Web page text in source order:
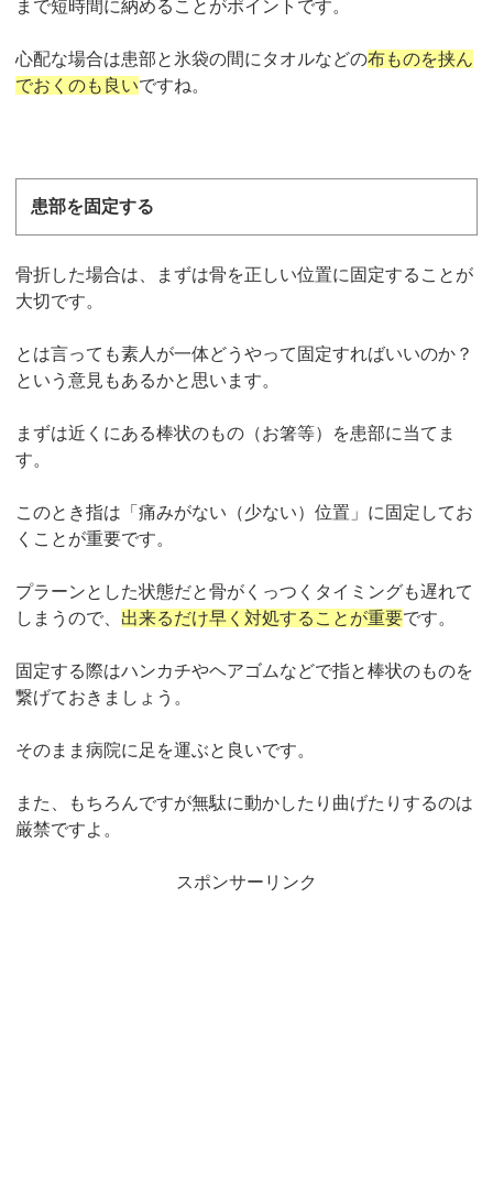
まで短時間に納めることがポイントです。
心配な場合は患部と氷袋の間にタオルなどの布ものを挟ん
でおくのも良いですね。
患部を固定する
骨折した場合は、まずは骨を正しい位置に固定することが
大切です。
とは言っても素人が一体どうやって固定すればいいのか？
という意見もあるかと思います。
まずは近くにある棒状のもの（お箸等）を患部に当てま
す。
このとき指は「痛みがない（少ない）位置」に固定してお
くことが重要です。
プラーンとした状態だと骨がくっつくタイミングも遅れて
しまうので、 出来るだけ早く対処することが重要です。
固定する際はハンカチやヘアゴムなどで指と棒状のものを
繋げておきましょう。
そのまま病院に足を運ぶと良いです。
また、もちろんですが無駄に動かしたり曲げたりするのは
厳禁ですよ。
スポンサーリンク